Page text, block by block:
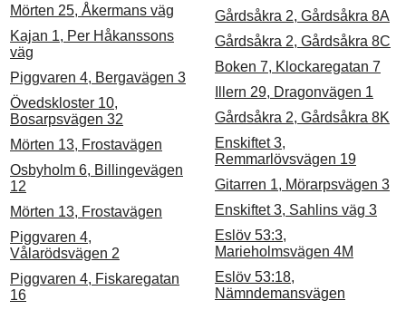
Mörten 25, Åkermans väg
Kajan 1, Per Håkanssons
väg
Piggvaren 4, Bergavägen 3
Övedskloster 10,
Bosarpsvägen 32
Mörten 13, Frostavägen
Osbyholm 6, Billingevägen
12
Mörten 13, Frostavägen
Piggvaren 4,
Vålarödsvägen 2
Piggvaren 4, Fiskaregatan
16
Gårdsåkra 2, Gårdsåkra 8A
Gårdsåkra 2, Gårdsåkra 8C
Boken 7, Klockaregatan 7
Illern 29, Dragonvägen 1
Gårdsåkra 2, Gårdsåkra 8K
Enskiftet 3,
Remmarlövsvägen 19
Gitarren 1, Mörarpsvägen 3
Enskiftet 3, Sahlins väg 3
Eslöv 53:3,
Marieholmsvägen 4M
Eslöv 53:18,
Nämndemansvägen